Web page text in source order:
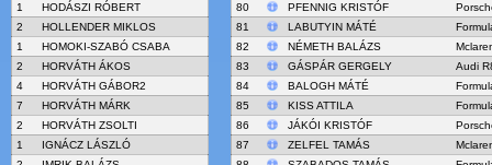
1
HODÁSZI RÓBERT
2
HOLLENDER MIKLOS
1
HOMOKI-SZABÓ CSABA
2
HORVÁTH ÁKOS
4
HORVÁTH GÁBOR2
7
HORVÁTH MÁRK
2
HORVÁTH ZSOLTI
1
IGNÁCZ LÁSZLÓ
80
PFENNIG KRISTÓF
81
LABUTYIN MÁTÉ
82
NÉMETH BALÁZS
83
GÁSPÁR GERGELY
Audi
84
BALOGH MÁTÉ
85
KISS ATTILA
86
JÁKÓI KRISTÓF
87
ZELFEL TAMÁS